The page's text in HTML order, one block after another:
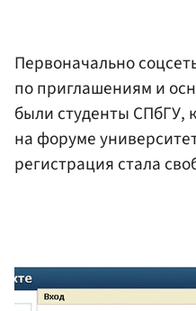
Первоначально
по приглашениям и
были студенты СПбГУ,
на форуме
регистрация стала